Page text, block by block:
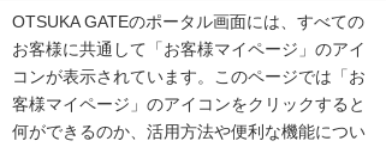
OTSUKA GATEのポータル画面には、すべての
お客様に共通して「お客様マイページ」のアイ
コンが表示されています。このページでは「お
客様マイページ」のアイコンをクリックすると
何ができるのか、活用方法や便利な機能につい